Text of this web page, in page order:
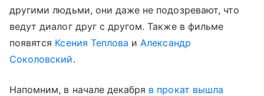
другими людьми, они даже не подозревают, что
ведут диалог друг с другом. Также в фильме
появятся Ксения Теплова и Александр
Соколовский.
Напомним, в начале декабря в прокат вышла